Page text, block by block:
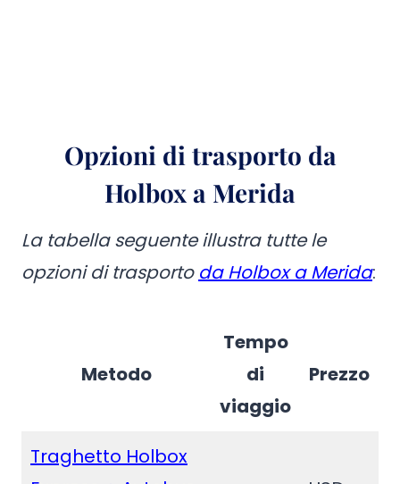
Opzioni di trasporto da
Holbox a Merida
La tabella seguente illustra tutte le
opzioni di trasporto da Holbox a Merida:
Metodo
Tempo
di
viaggio
Prezzo
Traghetto Holbox